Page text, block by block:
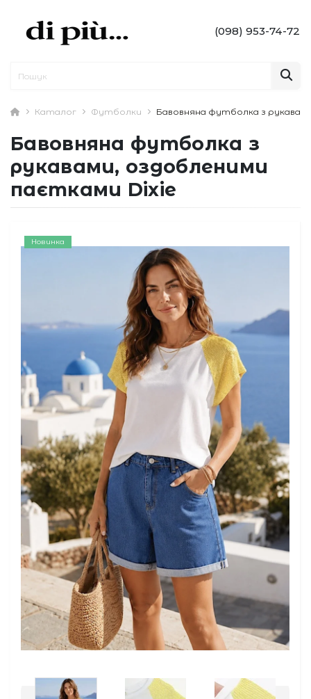
(098) 953-74-72
Каталог Футболки Бавовняна футболка з
Бавовняна футболка з
рукавами, оздобленими
паєтками Dixie
Новинка